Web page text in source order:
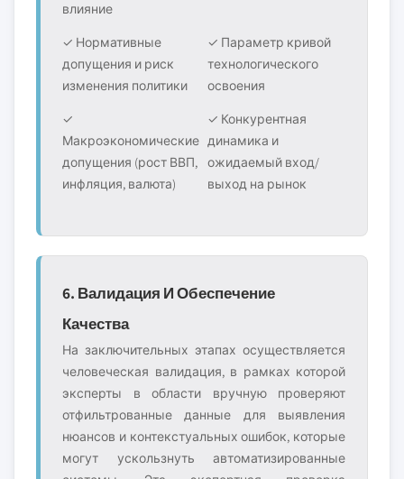
влияние
✓ Нормативные
допущения и риск
изменения политики
✓ Параметр кривой
технологического
освоения
✓
Макроэкономические
допущения (рост ВВП,
инфляция, валюта)
✓ Конкурентная
динамика и
ожидаемый вход/
выход на рынок
6. Валидация И Обеспечение
Качества
На заключительных этапах осуществляется
человеческая валидация, в рамках которой
эксперты в области вручную проверяют
отфильтрованные данные для выявления
нюансов и контекстуальных ошибок, которые
могут ускользнуть автоматизированные